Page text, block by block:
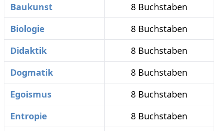
Baukunst
8 Buchstaben
Biologie
8 Buchstaben
Didaktik
8 Buchstaben
Dogmatik
8 Buchstaben
Egoismus
8 Buchstaben
Entropie
8 Buchstaben